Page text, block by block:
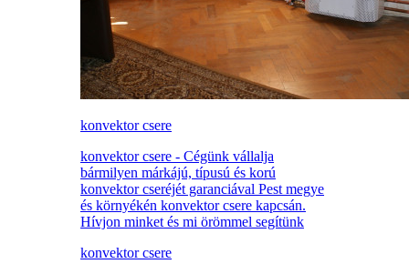
konvektor csere
konvektor csere - Cégünk vállalja
bármilyen márkájú, típusú és korú
konvektor cseréjét garanciával Pest megye
és környékén konvektor csere kapcsán.
Hívjon minket és mi örömmel segítünk
konvektor csere